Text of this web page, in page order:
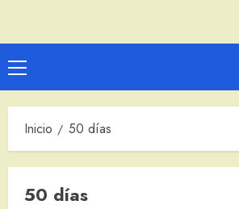
Menú
principal
Inicio 50 días
50 días